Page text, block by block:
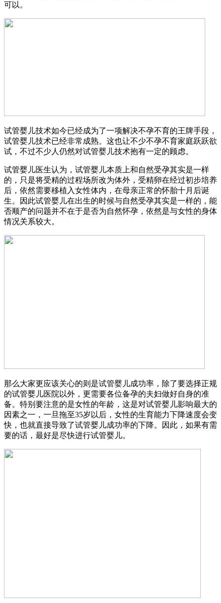
可以。
试管婴儿技术如今已经成为了一项解决不孕不育的王牌手段，
试管婴儿技术已经非常成熟。这也让不少不孕不育家庭跃跃欲
试，不过不少人仍然对试管婴儿技术抱有一定的顾虑。
试管婴儿医生认为，试管婴儿本质上和自然受孕其实是一样
的，只是将受精的过程场所改为体外，受精卵在经过初步培养
后，依然需要移植入女性体内，在母亲正常的怀胎十月后诞
生。因此试管婴儿在出生的时候与自然受孕其实是一样的，能
否顺产的问题并不在于是否为自然怀孕，依然是与女性的身体
情况关系较大。
那么大家更应该关心的则是试管婴儿成功率，除了要选择正规
的试管婴儿医院以外，更需要各位备孕的夫妇做好自身的准
备。特别要注意的是女性的年龄，这是对试管婴儿影响最大的
因素之一，一旦拖至35岁以后，女性的生育能力下降速度会变
快，也就直接导致了试管婴儿成功率的下降。因此，如果有需
要的话，最好是尽快进行试管婴儿。